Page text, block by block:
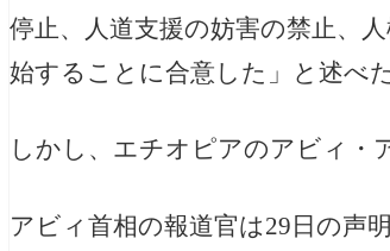
停止、人道支援の妨害の禁止、
始することに合意した」と述べた
しかし、エチオピアのアビィ・
アビィ首相の報道官は29日の声